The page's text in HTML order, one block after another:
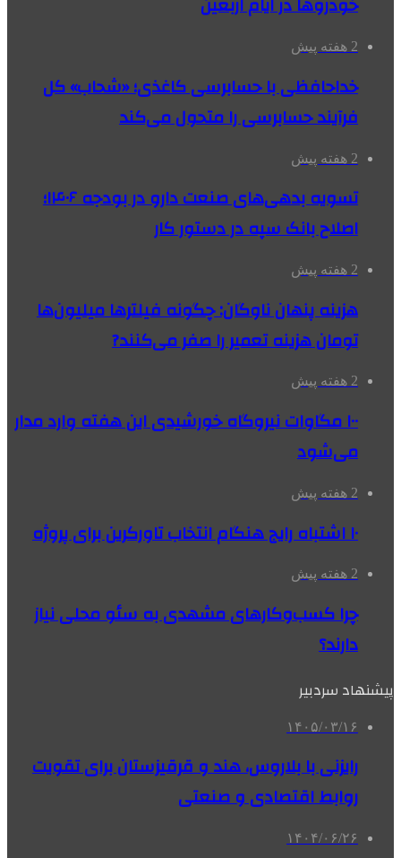
2 هفته پیش
خداحافظی با حسابرسی کاغذی؛ «شحاب» کل
فرآیند حسابرسی را متحول می‌کند
2 هفته پیش
تسویه بدهی‌های صنعت دارو در بودجه ۱۴۰۶؛
اصلاح بانک سپه در دستور کار
2 هفته پیش
هزینه پنهان ناوگان: چگونه فیلترها میلیون‌ها
تومان هزینه تعمیر را صفر می‌کنند?
2 هفته پیش
۱۰۰ مگاوات نیروگاه‌ خورشیدی این هفته وارد مدار
می‌شود
2 هفته پیش
۱۰ اشتباه رایج هنگام انتخاب تاورکرین برای پروژه
2 هفته پیش
چرا کسب‌وکارهای مشهدی به سئو محلی نیاز
دارند؟
پیشنهاد سردبیر
۱۴۰۵/۰۳/۱۶
رایزنی با بلاروس، هند و قرقیزستان برای تقویت
روابط اقتصادی و صنعتی
۱۴۰۴/۰۶/۲۶